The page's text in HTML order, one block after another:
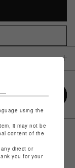
using the
it may not be
content of the
direct or
you for your